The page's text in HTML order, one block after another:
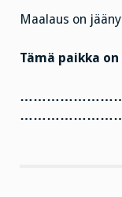
Maalaus on
Tämä paikka